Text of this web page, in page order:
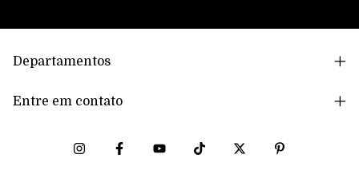
Departamentos
Entre em contato